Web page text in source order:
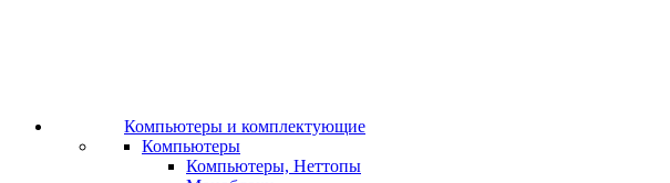
Компьютеры и комплектующие
Компьютеры
Компьютеры, Неттопы